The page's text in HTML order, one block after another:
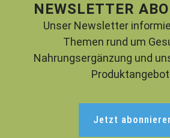
NEWSLETTER
Unser Newsletter
Themen rund um
Nahrungsergänzung und
Jetzt